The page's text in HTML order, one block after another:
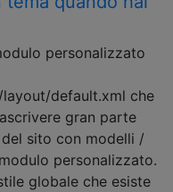
personalizzato
default.xml che
gran parte
sito con modelli /
personalizzato.
globale che esiste